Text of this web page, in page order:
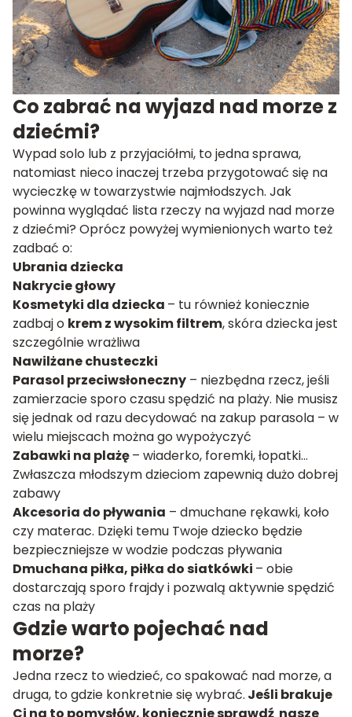
Co zabrać na wyjazd nad morze z
dziećmi?
Wypad solo lub z przyjaciółmi, to jedna sprawa,
natomiast nieco inaczej trzeba przygotować się na
wycieczkę w towarzystwie najmłodszych. Jak
powinna wyglądać lista rzeczy na wyjazd nad morze
z dziećmi? Oprócz powyżej wymienionych warto też
zadbać o:
Ubrania dziecka
Nakrycie głowy
Kosmetyki dla dziecka – tu również koniecznie
zadbaj o krem z wysokim filtrem, skóra dziecka jest
szczególnie wrażliwa
Nawilżane chusteczki
Parasol przeciwsłoneczny – niezbędna rzecz, jeśli
zamierzacie sporo czasu spędzić na plaży. Nie musisz
się jednak od razu decydować na zakup parasola – w
wielu miejscach można go wypożyczyć
Zabawki na plażę– wiaderko, foremki, łopatki…
Zwłaszcza młodszym dzieciom zapewnią dużo dobrej
zabawy
Akcesoria do pływania – dmuchane rękawki, koło
czy materac. Dzięki temu Twoje dziecko będzie
bezpieczniejsze w wodzie podczas pływania
Dmuchana piłka, piłka do siatkówki – obie
dostarczają sporo frajdy i pozwalą aktywnie spędzić
czas na plaży
Gdzie warto pojechać nad
morze?
Jedna rzecz to wiedzieć, co spakować nad morze, a
druga, to gdzie konkretnie się wybrać. Jeśli brakuje